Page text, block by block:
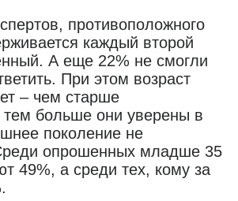
противоположного
каждый второй
А еще 22% не смогли
При этом возраст
– чем старше
тем больше они уверены в
поколение не
опрошенных младше 35
49%, а среди тех, кому за